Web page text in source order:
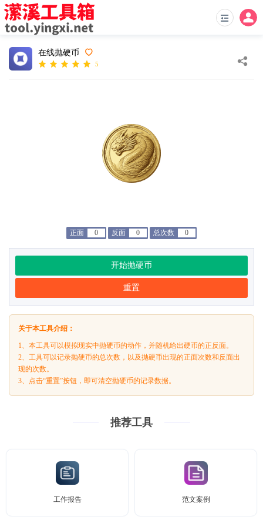
在线抛硬币
5
正面 0 反面 0 总次数 0
开始抛硬币
重置
关于本工具介绍：
1、本工具可以模拟现实中抛硬币的动作，并随机给出硬币的正反面。
2、工具可以记录抛硬币的总次数，以及抛硬币出现的正面次数和反面出
现的次数。
3、点击“重置”按钮，即可清空抛硬币的记录数据。
推荐工具
工作报告 范文案例